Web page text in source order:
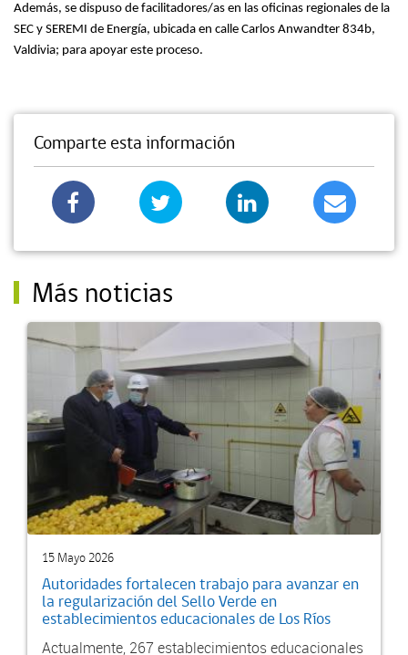
Además, se dispuso de facilitadores/as en las oficinas regionales de la
SEC y SEREMI de Energía, ubicada en calle Carlos Anwandter 834b,
Valdivia; para apoyar este proceso.
Comparte esta información
Más noticias
15 Mayo 2026
Autoridades fortalecen trabajo para avanzar en
la regularización del Sello Verde en
establecimientos educacionales de Los Ríos
Actualmente, 267 establecimientos educacionales